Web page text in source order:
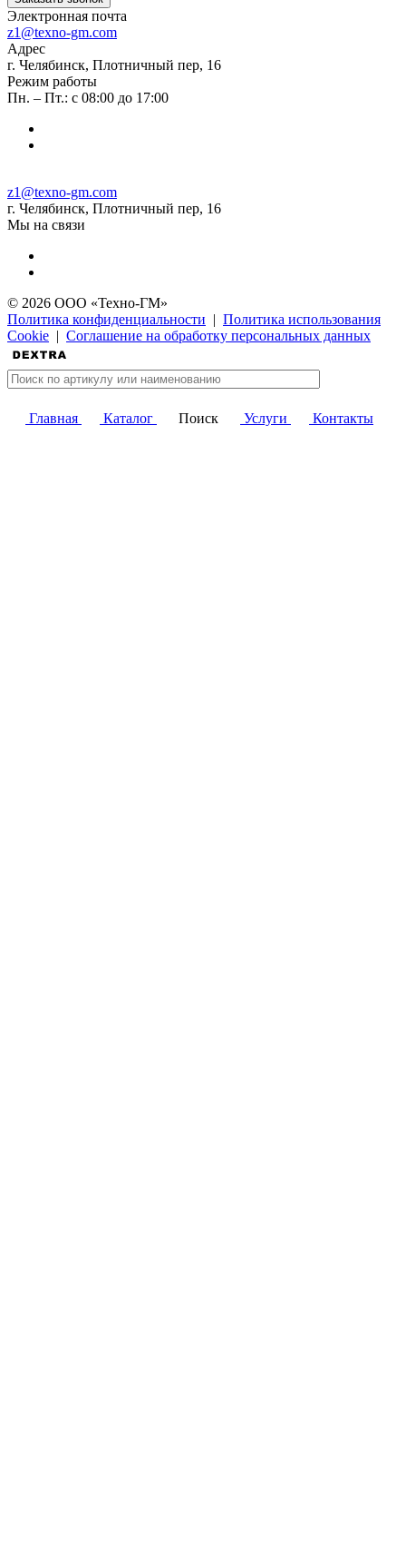
Электронная почта
z1@texno-gm.com
Адрес
г. Челябинск, Плотничный пер, 16
Режим работы
Пн. – Пт.: с 08:00 до 17:00
z1@texno-gm.com
г. Челябинск, Плотничный пер, 16
Мы на связи
© 2026 ООО «Техно-ГМ»
Политика конфиденциальности | Политика использования
Cookie | Соглашение на обработку персональных данных
Главная Каталог Поиск Услуги Контакты